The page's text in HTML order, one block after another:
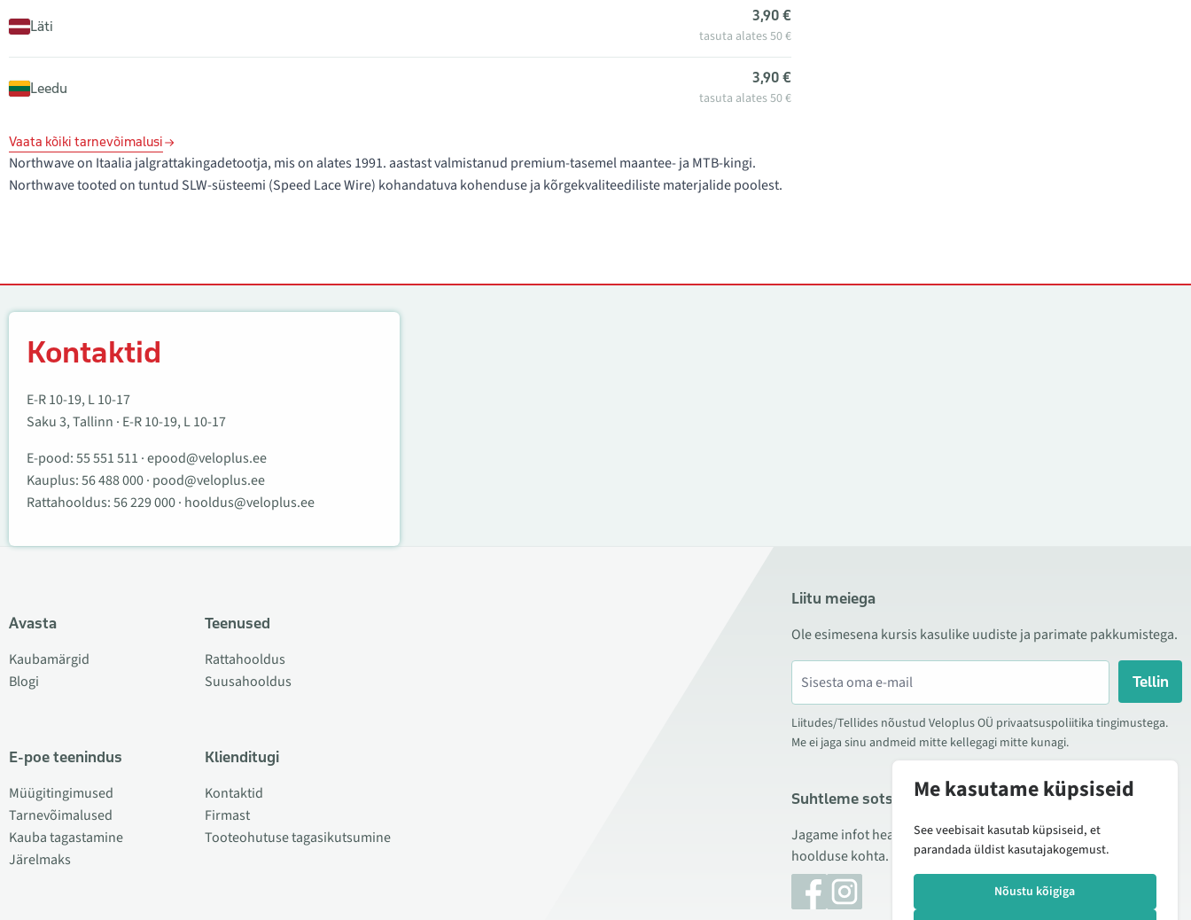
Läti
3,90 €
tasuta alates 50 €
Leedu
3,90 €
tasuta alates 50 €
Vaata kõiki tarnevõimalusi
Northwave on Itaalia jalgrattakingadetootja, mis on alates 1991. aastast valmistanud premium-tasemel maantee- ja MTB-kingi.
Northwave tooted on tuntud SLW-süsteemi (Speed Lace Wire) kohandatuva kohenduse ja kõrgekvaliteediliste materjalide poolest.
Kontaktid
E-R 10-19, L 10-17
Saku 3, Tallinn · E-R 10-19, L 10-17
E-pood:55 551 511 ·epood@veloplus.ee
Kauplus:56 488 000· pood@veloplus.ee
Rattahooldus:56 229 000· hooldus@veloplus.ee
Avasta
Kaubamärgid
Blogi
E-poe teenindus
Müügitingimused
Tarnevõimalused
Kauba tagastamine
Järelmaks
Teenused
Rattahooldus
Suusahooldus
Klienditugi
Kontaktid
Firmast
Tooteohutuse tagasikutsumine
Liitu meiega
Ole esimesena kursis kasulike uudiste ja parimate pakkumistega.
Tellin
Liitudes/Tellides nõustud Veloplus OÜ privaatsuspoliitika tingimustega.
Me ei jaga sinu andmeid mitte kellegagi mitte kunagi.
Suhtleme sotsiaalmeedias
Jagame infot hea hinna kampaaniate, uute toodete ning
hoolduse kohta. Mõnikord teeme ka tooteülevaateid.
Me kasutame küpsiseid
See veebisait kasutab küpsiseid, et
parandada üldist kasutajakogemust.
Nõustu kõigiga